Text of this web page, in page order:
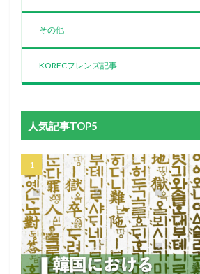
その他
KORECフレンズ記事
人気記事TOP5